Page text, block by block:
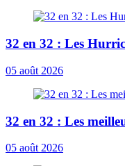
32 en 32 : Les
05 août 2026
32 en 32 : Les
05 août 2026